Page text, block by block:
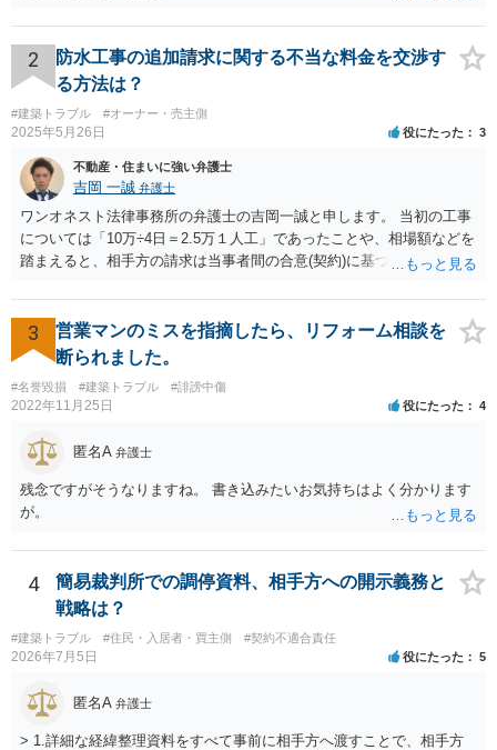
2
防水工事の追加請求に関する不当な料金を交渉す
る方法は？
#建築トラブル #オーナー・売主側
2025年5月26日 役にたった 3
不動産・住まいに強い弁護士
吉岡 一誠 弁護士
ワンオネスト法律事務所の弁護士の吉岡一誠と申します。 当初の工事
については「10万÷4日＝2.5万１人工」であったことや、相場額などを
踏まえると、相手方の請求は当事者間の合意(契約)に基づかない不当な
か支払う意向がない旨を伝えて、減額の交渉をすべきでしょう。 相手
方の立場としても、裁判を起こす時間や労力、経済的コストその他裁
判が終わるまでキャッシュが入ってこないことなどがネックになり得
るでしょうから、減額に応じてくる可能性は大いにあるかと思いま
す。
3
営業マンのミスを指摘したら、リフォーム相談を
断られました。
#名誉毀損 #建築トラブル #誹謗中傷
2022年11月25日 役にたった 4
匿名A 弁護士
残念ですがそうなりますね。 書き込みたいお気持ちはよく分かります
が。
4
簡易裁判所での調停資料、相手方への開示義務と
戦略は？
#建築トラブル #住民・入居者・買主側 #契約不適合責任
2026年7月5日 役にたった 5
匿名A 弁護士
> 1.詳細な経緯整理資料をすべて事前に相手方へ渡すことで、相手方